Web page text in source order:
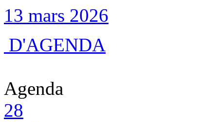
13 mars 2026
D'AGENDA
Agenda
28